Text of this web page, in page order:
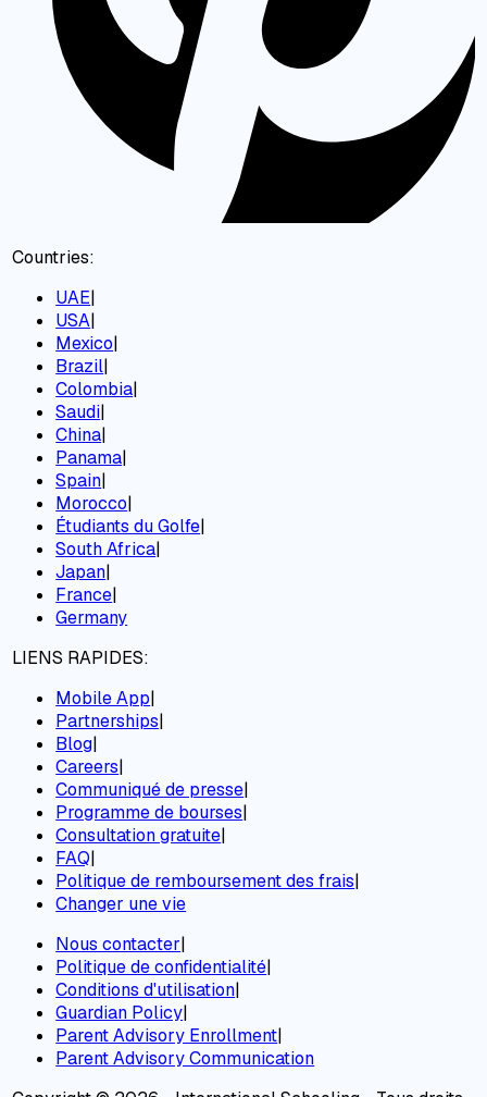
Countries:
UAE|
USA|
Mexico|
Brazil|
Colombia|
Saudi|
China|
Panama|
Spain|
Morocco|
Étudiants du Golfe|
South Africa|
Japan|
France|
Germany
LIENS RAPIDES:
Mobile App|
Partnerships|
Blog|
Careers|
Communiqué de presse|
Programme de bourses|
Consultation gratuite|
FAQ|
Politique de remboursement des frais|
Changer une vie
Nous contacter|
Politique de confidentialité|
Conditions d'utilisation|
Guardian Policy|
Parent Advisory Enrollment|
Parent Advisory Communication